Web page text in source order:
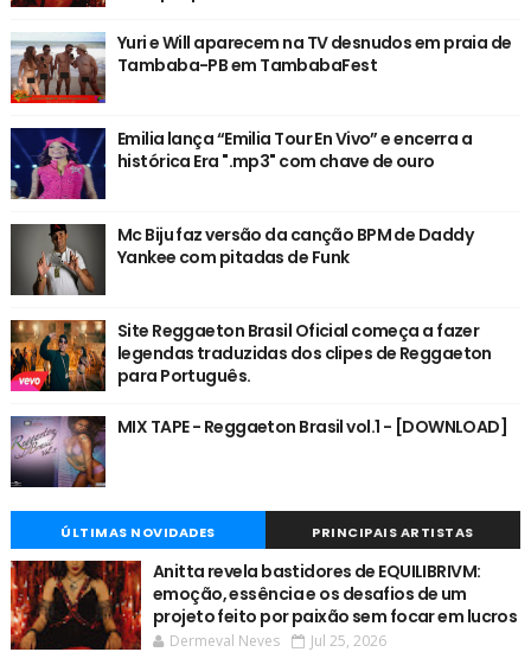
Yuri e Will aparecem na TV desnudos em praia de
Tambaba-PB em TambabaFest
Emilia lança “Emilia Tour En Vivo” e encerra a
histórica Era ".mp3" com chave de ouro
Mc Biju faz versão da canção BPM de Daddy
Yankee com pitadas de Funk
Site Reggaeton Brasil Oficial começa a fazer
legendas traduzidas dos clipes de Reggaeton
para Português.
MIX TAPE - Reggaeton Brasil vol.1 - [DOWNLOAD]
ÚLTIMAS NOVIDADES PRINCIPAIS ARTISTAS
Anitta revela bastidores de EQUILIBRIVM:
emoção, essência e os desafios de um
projeto feito por paixão sem focar em lucros
Dermeval Neves Jul 25, 2026